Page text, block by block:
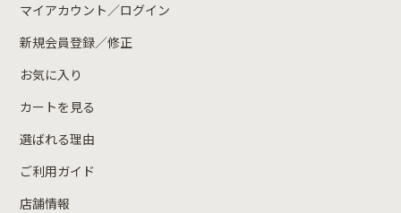
マイアカウント／ログイン
新規会員登録／修正
お気に入り
カートを見る
選ばれる理由
ご利用ガイド
店舗情報